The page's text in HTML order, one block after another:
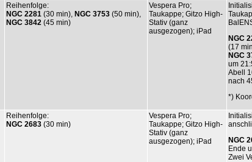
Reihenfolge:
NGC 2281 (30 min), NGC 3753 (50 min),
NGC 3842 (45 min)
Vespera Pro;
Taukappe; Gitzo High-
Stativ (ganz
ausgezogen); iPad
NGC
(17
NGC
um
Abell
nach
*)
Reihenfolge:
NGC 2683 (30 min)
Vespera Pro;
Taukappe; Gitzo High-
Stativ (ganz
ausgezogen); iPad
NGC
Ende
Zwei